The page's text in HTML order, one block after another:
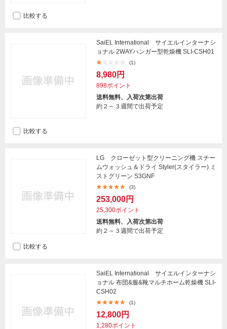
比較する
SaiEL International サイエルインターナシ
ョナル 2WAYハンガー型乾燥機 SLI-CSH01
(1)
8,980円
898ポイント
送料無料、入荷次第出荷
約２～３週間で出荷予定
比較する
LG クローゼット型クリーニング機 スチー
ムウォッシュ＆ドライ Styler(スタイラー) ミ
ストグリーン S3GNF
(3)
253,000円
25,300ポイント
送料無料、入荷次第出荷
約２～３週間で出荷予定
比較する
SaiEL International サイエルインターナシ
ョナル 布団&服&靴マルチホーム乾燥機 SLI-
CSH02
(1)
12,800円
1,280ポイント